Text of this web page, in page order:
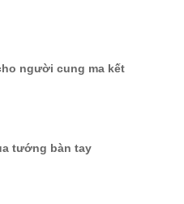
người cung ma kết
tướng bàn tay